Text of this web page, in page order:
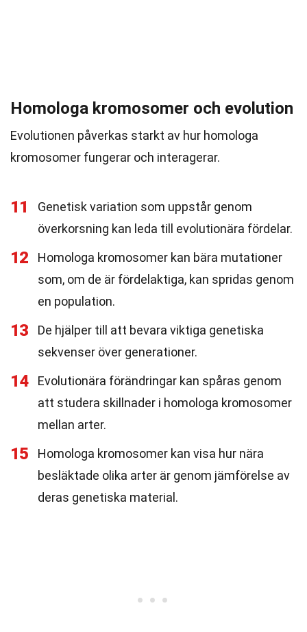
Homologa kromosomer och evolution
Evolutionen påverkas starkt av hur homologa
kromosomer fungerar och interagerar.
11
Genetisk variation som uppstår genom
överkorsning kan leda till evolutionära fördelar.
12
Homologa kromosomer kan bära mutationer
som, om de är fördelaktiga, kan spridas genom
en population.
13
De hjälper till att bevara viktiga genetiska
sekvenser över generationer.
14
Evolutionära förändringar kan spåras genom
att studera skillnader i homologa kromosomer
mellan arter.
15
Homologa kromosomer kan visa hur nära
besläktade olika arter är genom jämförelse av
deras genetiska material.